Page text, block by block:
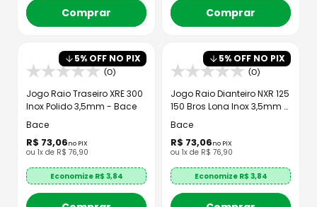
Comprar Comprar
5% OFF NO PIX
(0)
Jogo Raio Traseiro XRE 300
Inox Polido 3,5mm - Bace
Bace
R$ 73,06no PIX
ou 1x de R$ 76,90
Economize R$ 3,84
5% OFF NO PIX
(0)
Jogo Raio Dianteiro NXR 125
150 Bros Lona Inox 3,5mm -
Bace
Bace
R$ 73,06no PIX
ou 1x de R$ 76,90
Economize R$ 3,84